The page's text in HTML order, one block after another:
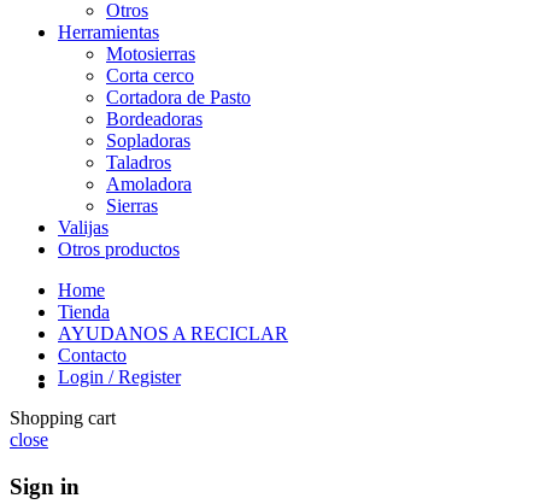
Otros
Herramientas
Motosierras
Corta cerco
Cortadora de Pasto
Bordeadoras
Sopladoras
Taladros
Amoladora
Sierras
Valijas
Otros productos
Home
Tienda
AYUDANOS A RECICLAR
Contacto
Login / Register
Shopping cart
close
Sign in